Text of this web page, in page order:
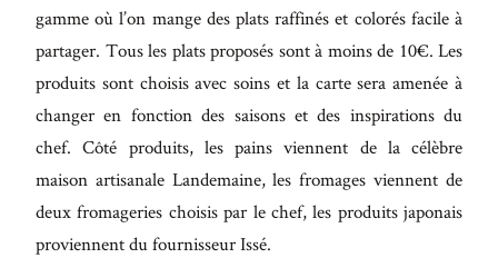
gamme où l’on mange des plats raffinés et colorés facile à
partager. Tous les plats proposés sont à moins de 10€. Les
produits sont choisis avec soins et la carte sera amenée à
changer en fonction des saisons et des inspirations du
chef. Côté produits, les pains viennent de la célèbre
maison artisanale Landemaine, les fromages viennent de
deux fromageries choisis par le chef, les produits japonais
proviennent du fournisseur Issé.